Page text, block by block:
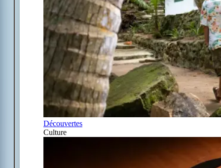
Découvertes
Culture